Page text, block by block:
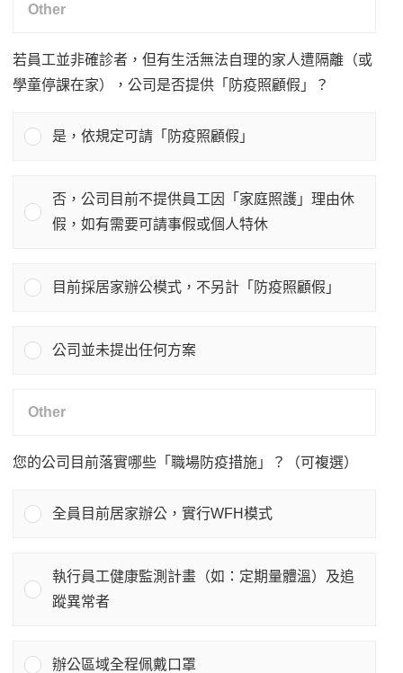
若員工並非確診者，但有生活無法自理的家人遭隔離（或
學童停課在家），公司是否提供「防疫照顧假」？
是，依規定可請「防疫照顧假」
否，公司目前不提供員工因「家庭照護」理由休
假，如有需要可請事假或個人特休
目前採居家辦公模式，不另計「防疫照顧假」
公司並未提出任何方案
您的公司目前落實哪些「職場防疫措施」？（可複選）
全員目前居家辦公，實行WFH模式
執行員工健康監測計畫（如：定期量體溫）及追
蹤異常者
辦公區域全程佩戴口罩